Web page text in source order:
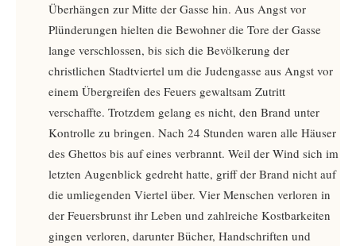
Überhängen zur Mitte der Gasse hin. Aus Angst vor
Plünderungen hielten die Bewohner die Tore der Gasse
lange verschlossen, bis sich die Bevölkerung der
christlichen Stadtviertel um die Judengasse aus Angst vor
einem Übergreifen des Feuers gewaltsam Zutritt
verschaffte. Trotzdem gelang es nicht, den Brand unter
Kontrolle zu bringen. Nach 24 Stunden waren alle Häuser
des Ghettos bis auf eines verbrannt. Weil der Wind sich im
letzten Augenblick gedreht hatte, griff der Brand nicht auf
die umliegenden Viertel über. Vier Menschen verloren in
der Feuersbrunst ihr Leben und zahlreiche Kostbarkeiten
gingen verloren, darunter Bücher, Handschriften und